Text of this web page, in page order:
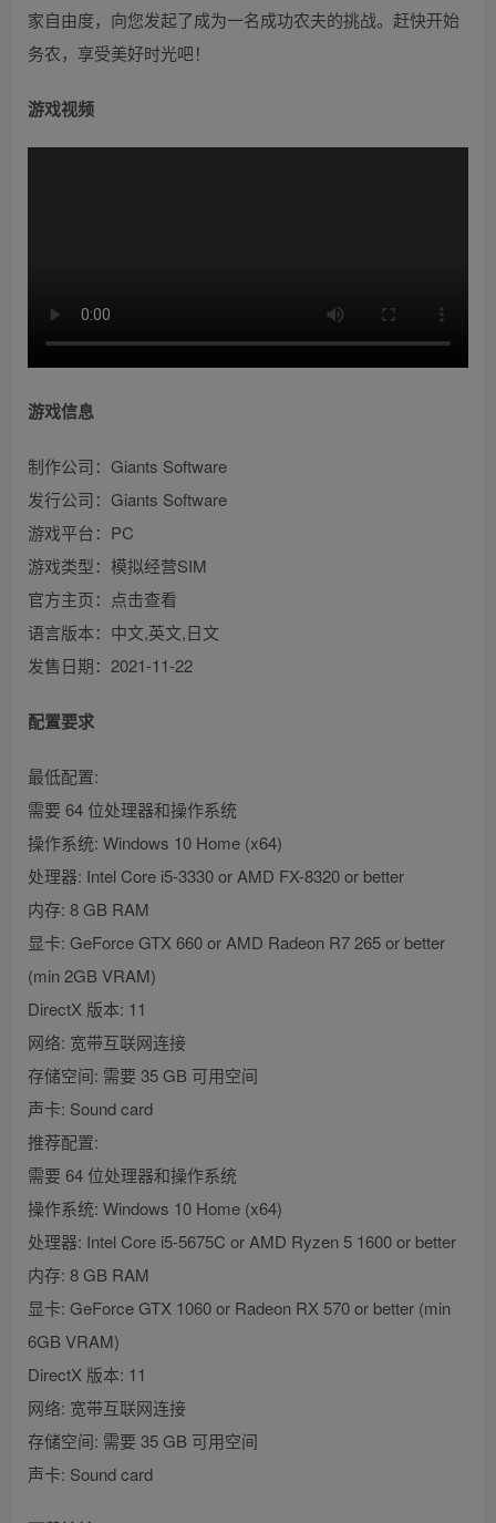
家自由度，向您发起了成为一名成功农夫的挑战。赶快开始
务农，享受美好时光吧！
游戏视频
游戏信息
制作公司：Giants Software
发行公司：Giants Software
游戏平台：PC
游戏类型：模拟经营SIM
官方主页：点击查看
语言版本：中文,英文,日文
发售日期：2021-11-22
配置要求
最低配置:
需要 64 位处理器和操作系统
操作系统: Windows 10 Home (x64)
处理器: Intel Core i5-3330 or AMD FX-8320 or better
内存: 8 GB RAM
显卡: GeForce GTX 660 or AMD Radeon R7 265 or better
(min 2GB VRAM)
DirectX 版本: 11
网络: 宽带互联网连接
存储空间: 需要 35 GB 可用空间
声卡: Sound card
推荐配置:
需要 64 位处理器和操作系统
操作系统: Windows 10 Home (x64)
处理器: Intel Core i5-5675C or AMD Ryzen 5 1600 or better
内存: 8 GB RAM
显卡: GeForce GTX 1060 or Radeon RX 570 or better (min
6GB VRAM)
DirectX 版本: 11
网络: 宽带互联网连接
存储空间: 需要 35 GB 可用空间
声卡: Sound card